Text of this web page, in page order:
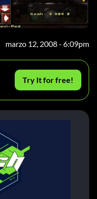
marzo 12, 2008 - 6:09pm
Try It for free!